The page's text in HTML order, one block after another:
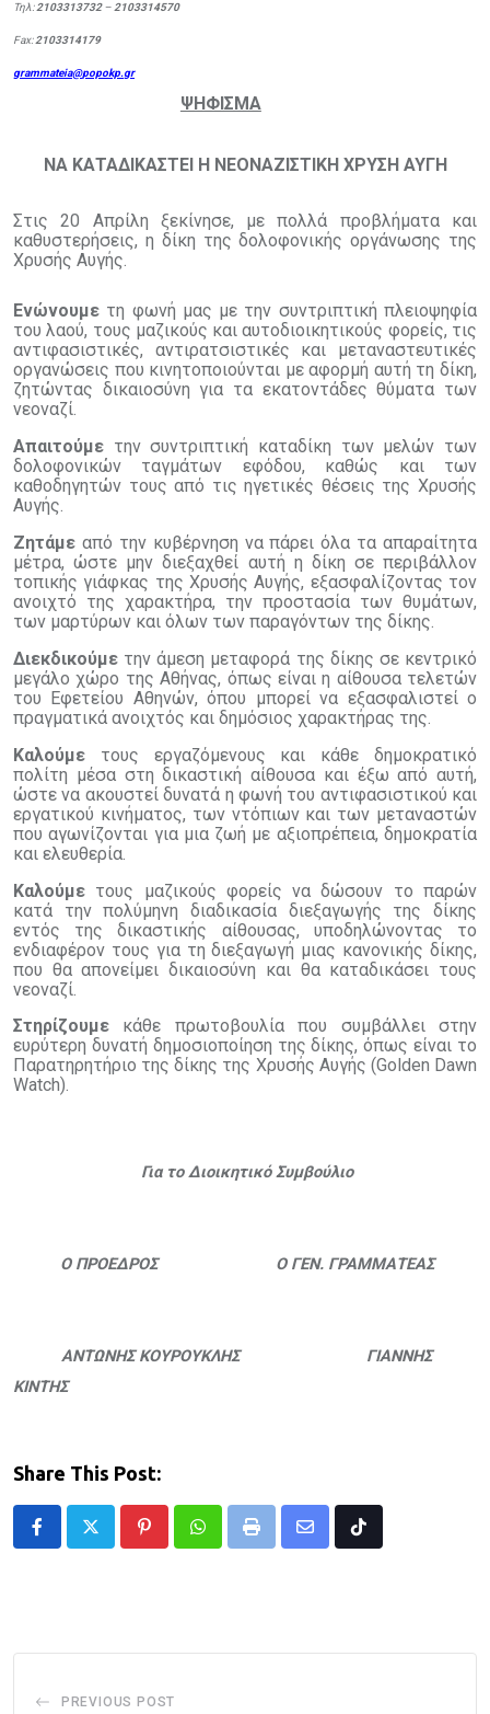
Τηλ:2103313732–2103314570
Fax:2103314179
grammateia@popokp.gr
ΨΗΦΙΣΜΑ
ΝΑ ΚΑΤΑΔΙΚΑΣΤΕΙ Η ΝΕΟΝΑΖΙΣΤΙΚΗ ΧΡΥΣΗ ΑΥΓΗ
Στις 20 Απρίλη ξεκίνησε, με πολλά προβλήματα και
καθυστερήσεις, η δίκη της δολοφονικής οργάνωσης της
Χρυσής Αυγής.
Ενώνουμε τη φωνή μας με την συντριπτική πλειοψηφία
του λαού, τους μαζικούς και αυτοδιοικητικούς φορείς, τις
αντιφασιστικές, αντιρατσιστικές και μεταναστευτικές
οργανώσεις που κινητοποιούνται με αφορμή αυτή τη δίκη,
ζητώντας δικαιοσύνη για τα εκατοντάδες θύματα των
νεοναζί.
Απαιτούμε την συντριπτική καταδίκη των μελών των
δολοφονικών ταγμάτων εφόδου, καθώς και των
καθοδηγητών τους από τις ηγετικές θέσεις της Χρυσής
Αυγής.
Ζητάμε από την κυβέρνηση να πάρει όλα τα απαραίτητα
μέτρα, ώστε μην διεξαχθεί αυτή η δίκη σε περιβάλλον
τοπικής γιάφκας της Χρυσής Αυγής, εξασφαλίζοντας τον
ανοιχτό της χαρακτήρα, την προστασία των θυμάτων,
των μαρτύρων και όλων των παραγόντων της δίκης.
Διεκδικούμε την άμεση μεταφορά της δίκης σε κεντρικό
μεγάλο χώρο της Αθήνας, όπως είναι η αίθουσα τελετών
του Εφετείου Αθηνών, όπου μπορεί να εξασφαλιστεί ο
πραγματικά ανοιχτός και δημόσιος χαρακτήρας της.
Καλούμε τους εργαζόμενους και κάθε δημοκρατικό
πολίτη μέσα στη δικαστική αίθουσα και έξω από αυτή,
ώστε να ακουστεί δυνατά η φωνή του αντιφασιστικού και
εργατικού κινήματος, των ντόπιων και των μεταναστών
που αγωνίζονται για μια ζωή με αξιοπρέπεια, δημοκρατία
και ελευθερία.
Καλούμε τους μαζικούς φορείς να δώσουν το παρών
κατά την πολύμηνη διαδικασία διεξαγωγής της δίκης
εντός της δικαστικής αίθουσας, υποδηλώνοντας το
ενδιαφέρον τους για τη διεξαγωγή μιας κανονικής δίκης,
που θα απονείμει δικαιοσύνη και θα καταδικάσει τους
νεοναζί.
Στηρίζουμε κάθε πρωτοβουλία που συμβάλλει στην
ευρύτερη δυνατή δημοσιοποίηση της δίκης, όπως είναι το
Παρατηρητήριο της δίκης της Χρυσής Αυγής (Golden Dawn
Watch).
Για το Διοικητικό Συμβούλιο
Ο ΠΡΟΕΔΡΟΣ Ο ΓΕΝ. ΓΡΑΜΜΑΤΕΑΣ
ΑΝΤΩΝΗΣ ΚΟΥΡΟΥΚΛΗΣ ΓΙΑΝΝΗΣ
ΚΙΝΤΗΣ
Share This Post:
PinterestWhatsappPrint
Share
Tiktok
PREVIOUS POST